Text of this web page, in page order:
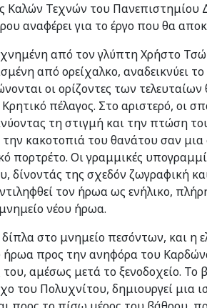
Καλών Τεχνών του Πανεπιστημίου
αναφέρει για το έργο που θα
από τον γλύπτη Χρήστο
από ορείχαλκο, αναδεικνύει
οι ορίζοντες των
Κρητικό πέλαγος. Στο αριστερό, οι
τη στιγμή και την πτώση
κακοτοπιά του θανάτου σαν
πορτρέτο. Οι γραμμικές
δίνοντάς της σχεδόν ζωγραφική
τον ήρωα ως ενήλικο,
νέου ήρωα.
στο μνημείο πεσόντων, και η
προς την ανηφόρα του
αμέσως μετά το ξενοδοχείο. Το
του Πολυχνίτου, δημιουργεί μια